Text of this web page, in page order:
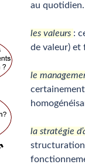
au quotidien.
les valeurs :
de valeur) et
le
certainement
la stratégie
structuration